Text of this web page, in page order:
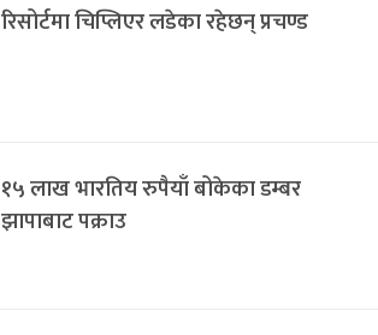
रिसोर्टमा चिप्लिएर लडेका रहेछन् प्रचण्ड
१५ लाख भारतिय रुपैयाँ बोकेका डम्बर
झापाबाट पक्राउ